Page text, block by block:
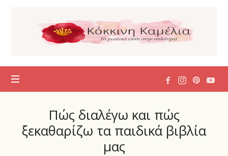
Κόκκινη
Καμέλια
Πώς διαλέγω και πώς
ξεκαθαρίζω τα παιδικά βιβλία
μας